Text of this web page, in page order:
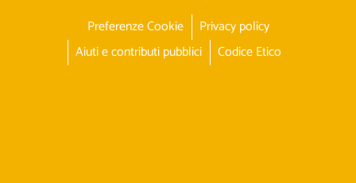
Preferenze Cookie
Privacy policy
Aiuti e contributi pubblici
Codice Etico